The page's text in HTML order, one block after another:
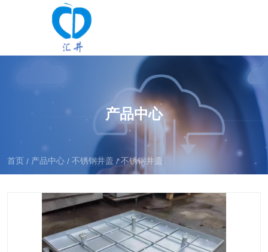
产品中心
首页 / 产品中心 / 不锈钢井盖 /不锈钢井盖